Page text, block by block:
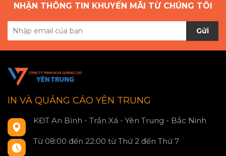
NHẬN THÔNG TIN KHUYẾN MÃI TỪ CHÚNG TÔI
Gửi
IN VÀ QUẢNG CÁO YÊN TRUNG
KĐT An Bình - Trần Xá - Yên Trung - Bắc Ninh
Từ 08:00 đến 22:00 từ Thứ 2 đến Thứ 7